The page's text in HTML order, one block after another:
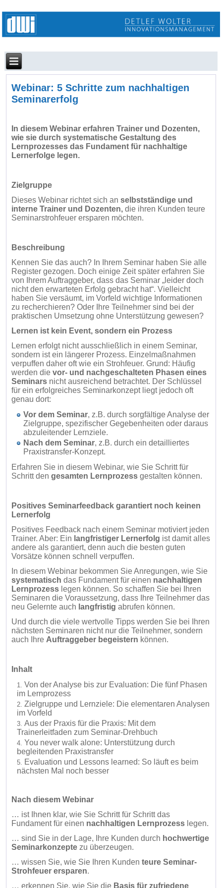
Webinar: 5 Schritte zum nachhaltigen
Seminarerfolg
In diesem Webinar erfahren Trainer und Dozenten,
wie sie durch systematische Gestaltung des
Lernprozesses das Fundament für nachhaltige
Lernerfolge legen.
Zielgruppe
Dieses Webinar richtet sich anselbstständige und
interneTrainer und Dozenten,die ihren Kunden teure
Seminarstrohfeuer ersparen möchten.
Beschreibung
Kennen Sie das auch? In Ihrem Seminar haben Sie alle
Register gezogen. Doch einige Zeit später erfahren Sie
von Ihrem Auftraggeber, dass das Seminar „leider doch
nicht den erwarteten Erfolg gebracht hat“. Vielleicht
haben Sie versäumt, im Vorfeld wichtige Informationen
zu recherchieren? Oder Ihre Teilnehmer sind bei der
praktischen Umsetzung ohne Unterstützung gewesen?
Lernen ist kein Event, sondern ein Prozess
Lernen erfolgt nicht ausschließlich in einem Seminar,
sondern ist ein längerer Prozess. Einzelmaßnahmen
verpuffen daher oft wie ein Strohfeuer. Grund: Häufig
werden dievor- und nachgeschalteten Phasen eines
Seminars nicht ausreichend betrachtet. Der Schlüssel
für ein erfolgreiches Seminarkonzept liegt jedoch oft
genau dort:
Vor dem Seminar, z.B. durch sorgfältige Analyse der
Zielgruppe, spezifischer Gegebenheiten oder daraus
abzuleitender Lernziele.
Nach dem Seminar, z.B. durch ein detailliertes
Praxistransfer-Konzept.
Erfahren Sie in diesem Webinar, wie Sie Schritt für
Schritt dengesamten Lernprozess gestalten können.
Positives Seminarfeedback garantiert noch keinen
Lernerfolg
Positives Feedback nach einem Seminar motiviert jeden
Trainer. Aber: Ein langfristiger Lernerfolg ist damit alles
andere als garantiert, denn auch die besten guten
Vorsätze können schnell verpuffen.
In diesem Webinar bekommen Sie Anregungen, wie Sie
systematisch das Fundament für einen nachhaltigen
Lernprozess legen können. So schaffen Sie bei Ihren
Seminaren die Voraussetzung, dass Ihre Teilnehmer das
neu Gelernte auch langfristigabrufen können.
Und durch die viele wertvolle Tipps werden Sie bei Ihren
nächsten Seminaren nicht nur die Teilnehmer, sondern
auch IhreAuftraggeber begeistern können.
Inhalt
Von der Analyse bis zur Evaluation: Die fünf Phasen
im Lernprozess
Zielgruppe und Lernziele: Die elementaren Analysen
im Vorfeld
Aus der Praxis für die Praxis: Mit dem
Trainerleitfaden zum Seminar-Drehbuch
You never walk alone: Unterstützung durch
begleitenden Praxistransfer
Evaluation und Lessons learned: So läuft es beim
nächsten Mal noch besser
Nach diesem Webinar
… ist Ihnen klar, wie Sie Schritt für Schritt das
Fundament für einen nachhaltigen Lernprozess legen.
… sind Sie in der Lage, Ihre Kunden durch hochwertige
Seminarkonzepte zu überzeugen.
… wissen Sie, wie Sie Ihren Kundenteure Seminar-
Strohfeuer ersparen.
… erkennen Sie, wie Sie die Basis für zufriedene